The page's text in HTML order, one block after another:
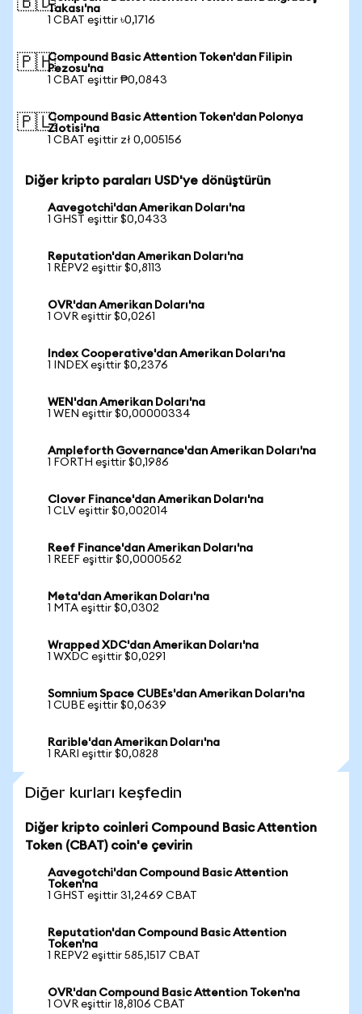
Takası'na
1 CBAT eşittir ৳0,1716
🇵🇭Compound Basic Attention Token'dan Filipin
Pezosu'na
1 CBAT eşittir ₱0,0843
🇵🇱Compound Basic Attention Token'dan Polonya
Zlotisi'na
1 CBAT eşittir zł 0,005156
Diğer kripto paraları USD'ye dönüştürün
Aavegotchi'dan Amerikan Doları'na
1 GHST eşittir $0,0433
Reputation'dan Amerikan Doları'na
1 REPV2 eşittir $0,8113
OVR'dan Amerikan Doları'na
1 OVR eşittir $0,0261
Index Cooperative'dan Amerikan Doları'na
1 INDEX eşittir $0,2376
WEN'dan Amerikan Doları'na
1 WEN eşittir $0,00000334
Ampleforth Governance'dan Amerikan Doları'na
1 FORTH eşittir $0,1986
Clover Finance'dan Amerikan Doları'na
1 CLV eşittir $0,002014
Reef Finance'dan Amerikan Doları'na
1 REEF eşittir $0,0000562
Meta'dan Amerikan Doları'na
1 MTA eşittir $0,0302
Wrapped XDC'dan Amerikan Doları'na
1 WXDC eşittir $0,0291
Somnium Space CUBEs'dan Amerikan Doları'na
1 CUBE eşittir $0,0639
Rarible'dan Amerikan Doları'na
1 RARI eşittir $0,0828
Diğer kurları keşfedin
Diğer kripto coinleri Compound Basic Attention
Token (CBAT) coin'e çevirin
Aavegotchi'dan Compound Basic Attention
Token'na
1 GHST eşittir 31,2469 CBAT
Reputation'dan Compound Basic Attention
Token'na
1 REPV2 eşittir 585,1517 CBAT
OVR'dan Compound Basic Attention Token'na
1 OVR eşittir 18,8106 CBAT